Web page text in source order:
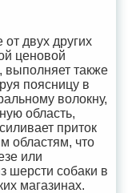
двух других
ценовой
выполняет также
поясницу в
волокну,
область,
приток
областям, что
или
шерсти собаки в
магазинах.